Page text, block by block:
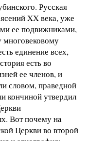
Русская
XX века, уже
ее подвижниками,
многовековому
единение всех,
есть во
ее членов, и
словом, праведной
кончиной утвердил
Вот почему на
Церкви во второй